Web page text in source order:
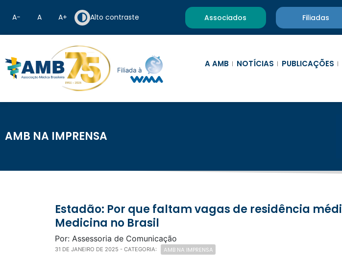
A− A A+ Alto contraste Associados Filiadas
A AMB NOTÍCIAS PUBLICAÇÕES
AMB NA IMPRENSA
Estadão: Por que faltam vagas de residência médica e cresce o nº de pós-graduações em
Medicina no Brasil
Por: Assessoria de Comunicação
31 DE JANEIRO DE 2025 - CATEGORIA: AMB NA IMPRENSA